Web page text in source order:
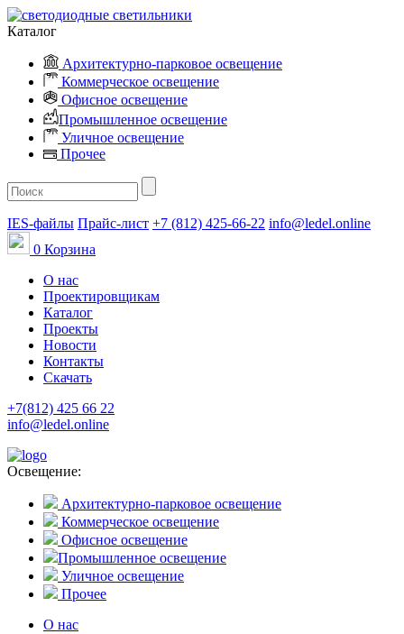
Каталог
Архитектурно-парковое освещение
Коммерческое освещение
Офисное освещение
Промышленное освещение
Уличное освещение
Прочее
IES-файлы Прайс-лист +7 (812) 425-66-22 info@ledel.online
0 Корзина
О нас
Проектировщикам
Каталог
Проекты
Новости
Контакты
Скачать
+7(812) 425 66 22
info@ledel.online
Освещение:
Архитектурно-парковое освещение
Коммерческое освещение
Офисное освещение
Промышленное освещение
Уличное освещение
Прочее
О нас